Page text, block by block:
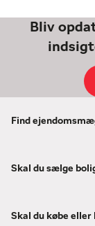
Bliv
Find
Skal du sælge
Skal du købe eller